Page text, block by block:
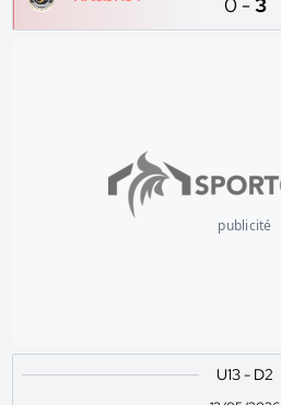
publicité
U13 - D2